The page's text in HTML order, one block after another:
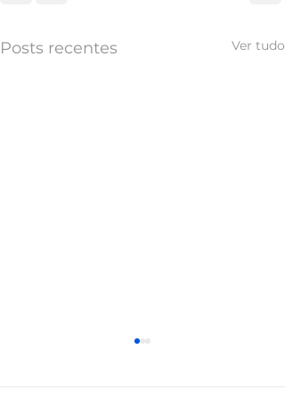
Posts recentes Ver tudo